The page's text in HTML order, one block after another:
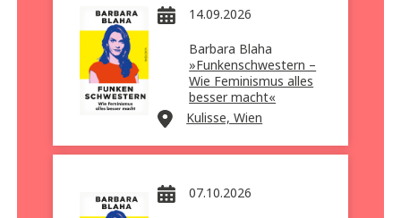
14.09.2026
Barbara Blaha
»Funkenschwestern –
Wie Feminismus alles
besser macht«
Kulisse, Wien
07.10.2026